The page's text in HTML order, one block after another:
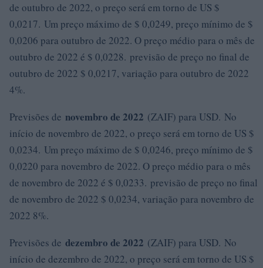
de outubro de 2022, o preço será em torno de US $
0,0217. Um preço máximo de $ 0,0249, preço mínimo de $
0,0206 para outubro de 2022. O preço médio para o mês de
outubro de 2022 é $ 0,0228. previsão de preço no final de
outubro de 2022 $ 0,0217, variação para outubro de 2022
4%.
Previsões de novembro de 2022 (ZAIF) para USD. No
início de novembro de 2022, o preço será em torno de US $
0,0234. Um preço máximo de $ 0,0246, preço mínimo de $
0,0220 para novembro de 2022. O preço médio para o mês
de novembro de 2022 é $ 0,0233. previsão de preço no final
de novembro de 2022 $ 0,0234, variação para novembro de
2022 8%.
Previsões de dezembro de 2022 (ZAIF) para USD. No
início de dezembro de 2022, o preço será em torno de US $